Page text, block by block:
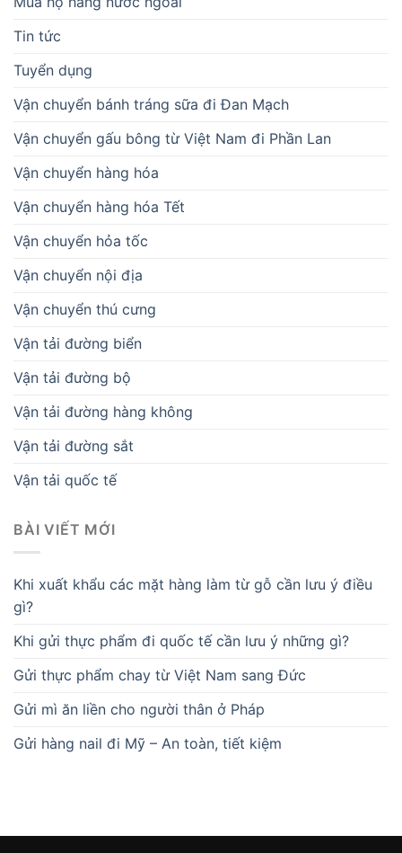
Tin tức
Tuyển dụng
Vận chuyển bánh tráng sữa đi Đan Mạch
Vận chuyển gấu bông từ Việt Nam đi Phần Lan
Vận chuyển hàng hóa
Vận chuyển hàng hóa Tết
Vận chuyển hỏa tốc
Vận chuyển nội địa
Vận chuyển thú cưng
Vận tải đường biển
Vận tải đường bộ
Vận tải đường hàng không
Vận tải đường sắt
Vận tải quốc tế
BÀI VIẾT MỚI
Khi xuất khẩu các mặt hàng làm từ gỗ cần lưu ý điều
gì?
Khi gửi thực phẩm đi quốc tế cần lưu ý những gì?
Gửi thực phẩm chay từ Việt Nam sang Đức
Gửi mì ăn liền cho người thân ở Pháp
Gửi hàng nail đi Mỹ – An toàn, tiết kiệm